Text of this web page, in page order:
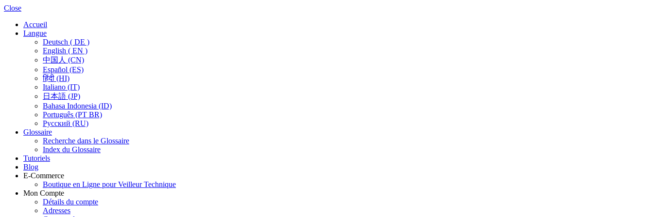
Close
Accueil
Langue
Deutsch ( DE )
English ( EN )
中国人 (CN)
Español (ES)
हिंदी (HI)
Italiano (IT)
日本語 (JP)
Bahasa Indonesia (ID)
Português (PT BR)
Pусский (RU)
Glossaire
Recherche dans le Glossaire
Index du Glossaire
Tutoriels
Blog
E-Commerce
Boutique en Ligne pour Veilleur Technique
Mon Compte
Détails du compte
Adresses